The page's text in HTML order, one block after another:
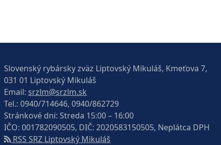
Slovenský rybársky zväz Liptovský Mikuláš, Kmeťova 7,
031 01 Liptovský Mikuláš
Email: srzlm@srzlm.sk
Tel.: 0940/714646, 0940/862729
Stránkové dni: Streda 15:00 – 16:00
IČO: 001782090505, DIČ: 2020583150505, Neplátca DPH
RSS SRZ Liptovský Mikuláš